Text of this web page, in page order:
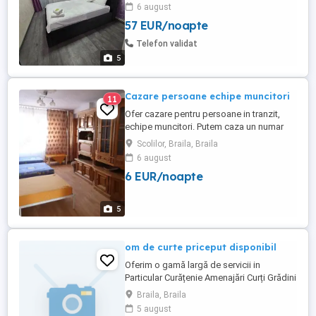
5
următoarele dotări: -Centrala termică -Ac -
Mașina de spalat rufe -Frigider -Plita -
Cuptor electric -Cuptor microunde -TV -
6 august
57 EUR/noapte
Telefon validat
5
11 Cazare persoane echipe muncitori
Ofer cazare pentru persoane in tranzit,
echipe muncitori. Putem caza un numar
mai mare de persoane in locatii multiple
alaturate: - Apartament cu 3 camere
,decomandat , cu doua grupuri sanitare ,
parcare asigurata - Apartament cu 2
Scolilor, Braila, Braila
6 august
6 EUR/noapte
om de curte priceput disponibil
Oferim o gamă largă de servicii in
Particular Curățenie Amenajări Curți Grădini
Terenuri Toaleta Copaci Tăiem Crengi
Curățăm Săpături Manual Șanțuri Gropi
Braila, Braila
5 august